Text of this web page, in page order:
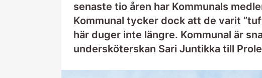
senaste tio åren har Kommunals
Kommunal tycker dock att de varit
här duger inte längre. Kommunal är
undersköterskan Sari Juntikka till